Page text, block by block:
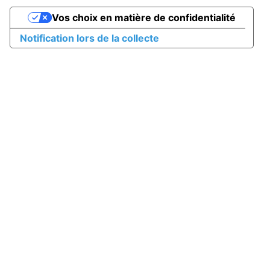
Notification lors de la collecte
Vos choix en matière de confidentialité